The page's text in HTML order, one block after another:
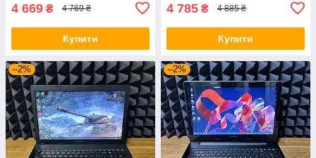
4 669 ₴ 4 769 ₴
Купити
4 785 ₴ 4 885 ₴
Купити
–2% –2%